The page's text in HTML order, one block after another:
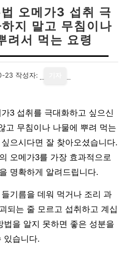
오메가3 섭취 극
지 말고 무침이나
려서 먹는 요령
23 작성자:
3 섭취를 극대화하고 싶으신
고 무침이나 나물에 뿌려 먹는
으시다면 잘 찾아오셨습니다.
오메가3를 가장 효과적으로
명확하게 알려드립니다.
기름을 데워 먹거나 조리 과
되는 줄 모르고 섭취하고 계십
법을 알지 못하면 좋은 성분을
있습니다.